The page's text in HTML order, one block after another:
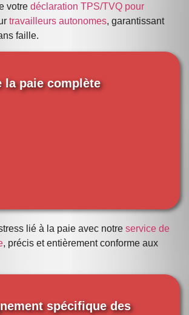
votre déclaration TPS/TVQ pour
travailleurs autonomes, garantissant
faille.
la paie complète
lié à la paie avec notre service de
, précis et entièrement conforme aux
spécifique des